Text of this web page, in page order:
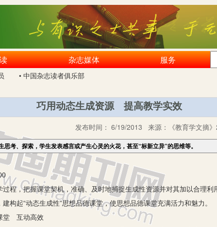
杂志媒体 服务
• 中国杂志读者俱乐部
巧用动态生成资源 提高教学实效
发布时间： 6/19/2013 来源： 《教育学文摘
考、探索，学生发表感言或产生心灵的火花，甚至“标新立异”的思维等。
程，把握课堂契机，准确、及时地捕捉生成性资源并对其加以合理利
构起“动态生成性”思想品德课堂，使思想品德课堂充满活力和魅力。
堂 互动高效